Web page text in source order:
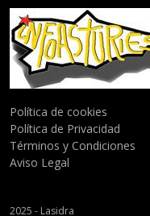
Política de cookies
Política de Privacidad
Términos y Condiciones
Aviso Legal
2025 - Lasidra